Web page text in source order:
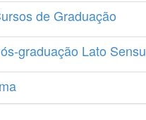
de Graduação
graduação Lato Sensu